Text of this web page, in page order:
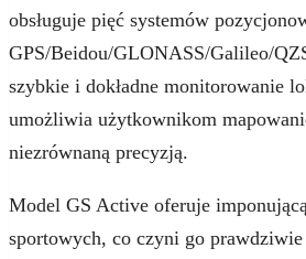
obsługuje pięć systemów
GPS/Beidou/GLONASS/Galileo/
szybkie i dokładne monitorowanie
umożliwia użytkownikom
niezrównaną precyzją.
Model GS Active oferuje
sportowych, co czyni go